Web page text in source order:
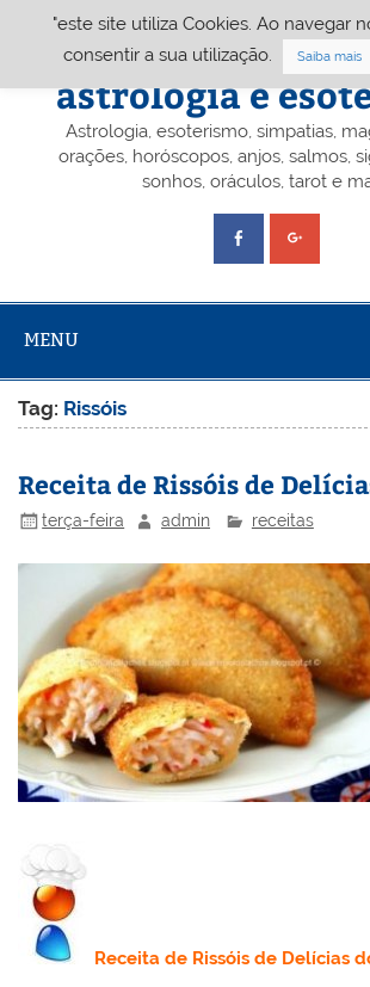
Portal A&E –
astrologia e
Astrologia, esoterismo, simpatias,
orações, horóscopos, anjos, salmos,
sonhos, oráculos, tarot e
MENU
Tag: Rissóis
Receita de Rissóis de
terça-feira admin receitas
Receitade Rissóis de Delícias
"este site utiliza Cookies. Ao navegar
consentir a sua utilização.
Saiba mais